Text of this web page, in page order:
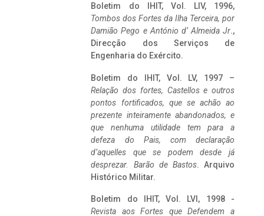
Boletim do IHIT, Vol. LIV, 1996,
Tombos dos Fortes da Ilha Terceira, por
Damião Pego e António d’ Almeida Jr.,
Direcção dos Serviços de
Engenharia do Exército.
Boletim do IHIT, Vol. LV, 1997 –
Relação dos fortes, Castellos e outros
pontos fortificados, que se achão ao
prezente inteiramente abandonados, e
que nenhuma utilidade tem para a
defeza do Pais, com declaração
d’aquelles que se podem desde já
desprezar. Barão de Bastos. Arquivo
Histórico Militar.
Boletim do IHIT, Vol. LVI, 1998 -
Revista aos Fortes que Defendem a